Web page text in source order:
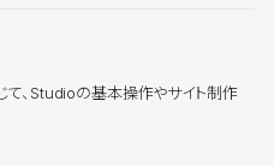
て、Studioの基本操作やサイト制作